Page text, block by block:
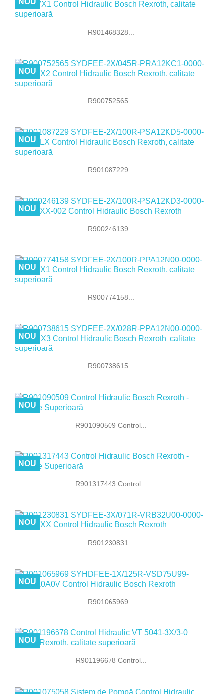
R901468328...
NOU
R900752565...
NOU
R901087229...
NOU
R900246139...
NOU
R900774158...
NOU
R900738615...
NOU
R901090509 Control...
NOU
R901317443 Control...
NOU
R901230831...
NOU
R901065969...
NOU
R901196678 Control...
NOU